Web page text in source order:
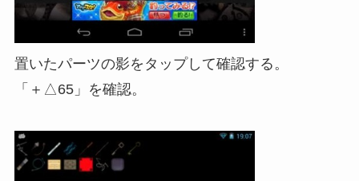
置いたパーツの影をタップして確認する。
「＋△65」を確認。